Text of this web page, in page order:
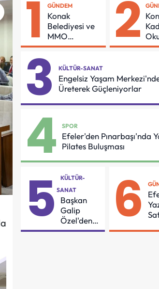
1 GÜNDEM
Konak
Belediyesi ve
MMO
Arasında
Güvenliği İçin
Önemli
Protokol
2
3 KÜLTÜR-SANAT
Engelsiz Yaşam
Üreterek Güçleniyorlar
4 SPOR
Efeler'den Pınarbaşı'nda
Pilates Buluşması
5
KÜLTÜR-
SANAT
Başkan
Galip
Özel'den
55
6